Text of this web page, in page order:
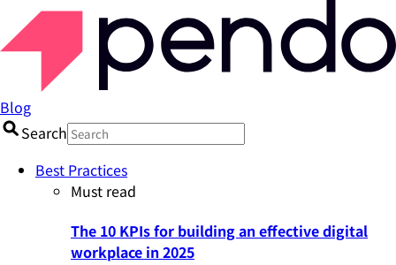
Blog
Search
Best Practices
Must read
The 10 KPIs for building an effective digital
workplace in 2025